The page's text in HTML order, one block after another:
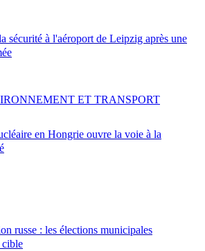
sécurité à l'aéroport de Leipzig après une
en Hongrie ouvre la voie à la
ET TRANSPORT
russe : les élections municipales
cible